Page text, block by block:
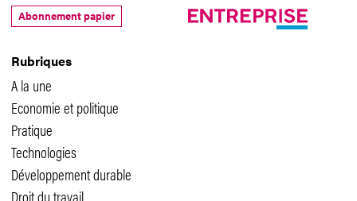
Rubriques
A la une
Economie et politique
Pratique
Technologies
Développement durable
Abonnement papier